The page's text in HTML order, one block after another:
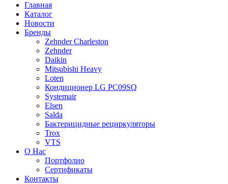
Главная
Каталог
Новости
Бренды
Zehnder Charleston
Zehnder
Daikin
Mitsubishi Heavy
Loten
Кондиционер LG PC09SQ
Systemair
Elsen
Salda
Бактерицидные рециркуляторы
Trox
VTS
О Нас
Портфолио
Сертификаты
Контакты